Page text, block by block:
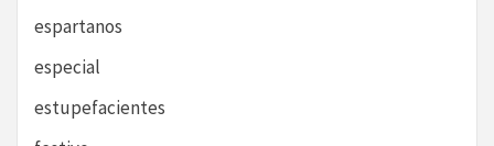
espartanos
especial
estupefacientes